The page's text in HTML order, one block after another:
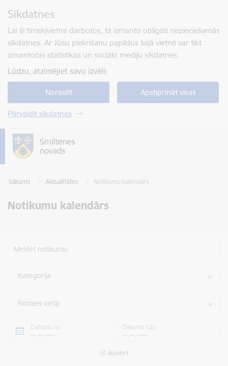
Sīkdatnes
Lai šī tīmekļvietne darbotos, tā izmanto obligāti nepieciešamās
sīkdatnes. Ar Jūsu piekrišanu papildus šajā vietnē var tikt
izmantotas statistikas un sociālo mediju sīkdatnes.
Lūdzu, atzīmējiet savu izvēli:
Noraidīt Apstiprināt visas
Pārvaldīt sīkdatnes
Sākums Aktualitātes Notikumu kalendārs
Notikumu kalendārs
Meklēt notikumu
Kategorija
Norises vieta
Datums no Datums līdz
Aizvērt